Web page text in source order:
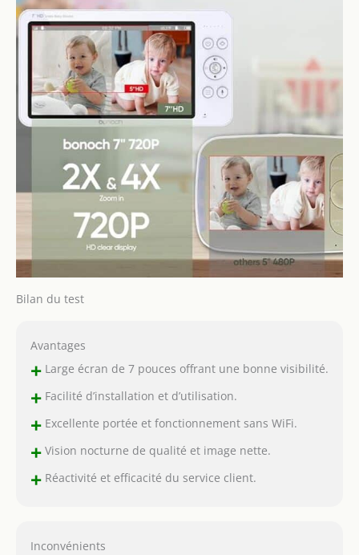
Tranquillité d'esprit
pour vous et sécurité
pour votre bébé avec
bonoch, même si vous
êtes dans une autre
pièce ou occupé(e) avec
d'autres taches
【Couverture de la
pièce entière】Gardez
un œil sur votre bébé
de n'importe où dans
votre maison avec notre
babyphone.Le
babyphone 2 caméras
permet une rotation à
355° et une inclinaison
à 115° pour capturer
Vous ne manquerez
bébé sort du lit. Profitez
d'un flux en direct clair
et stable avec une
couverture sans fil, et
de croissance de bébé !
Bilan du test
Avantages
+Large écran de 7 pouces offrant une bonne visibilité.
+Facilité d’installation et d’utilisation.
+Excellente portée et fonctionnement sans WiFi.
+Vision nocturne de qualité et image nette.
+Réactivité et efficacité du service client.
Inconvénients